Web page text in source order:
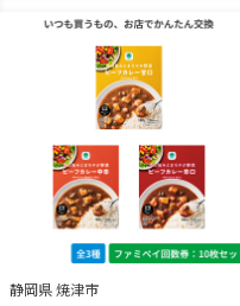
静岡県 焼津市